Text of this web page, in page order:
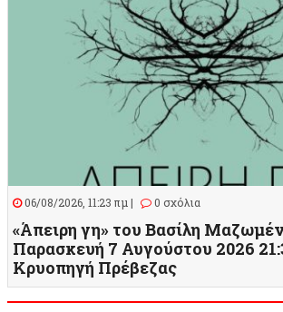
06/08/2026, 11:23 πμ | 0 σχόλια
«Άπειρη γη» του Βασίλη
Παρασκευή 7 Αυγούστου 2026
Κρυοπηγή Πρέβεζας